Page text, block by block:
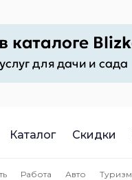
Каталог Скидки
Работа Авто Туризм